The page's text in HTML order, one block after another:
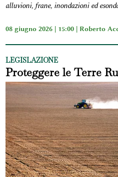
alluvioni, frane, inondazioni ed
08 giugno 2026 | 15:00 | Roberto
LEGISLAZIONE
Proteggere le Terre